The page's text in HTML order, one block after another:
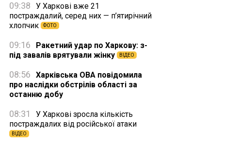
09:38
У Харкові вже 21
постраждалий, серед них — п’ятирічний
хлопчик
ФОТО
09:16
Ракетний удар по Харкову: з-
під завалів врятували жінку
ВІДЕО
08:56
Харківська ОВА повідомила
про наслідки обстрілів області за
останню добу
08:31
У Харкові зросла кількість
постраждалих від російської атаки
ВІДЕО